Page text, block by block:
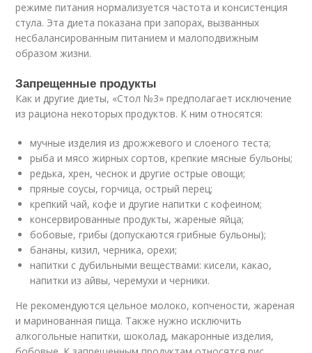
режиме питания нормализуется частота и консистенция
стула. Эта диета показана при запорах, вызванных
несбалансированным питанием и малоподвижным
образом жизни.
Запрещенные продукты
Как и другие диеты, «Стол №3» предполагает исключение
из рациона некоторых продуктов. К ним относятся:
мучные изделия из дрожжевого и слоеного теста;
рыба и мясо жирных сортов, крепкие мясные бульоны;
редька, хрен, чеснок и другие острые овощи;
пряные соусы, горчица, острый перец;
крепкий чай, кофе и другие напитки с кофеином;
консервированные продукты, жареные яйца;
бобовые, грибы (допускаются грибные бульоны);
бананы, кизил, черника, орехи;
напитки с дубильными веществами: кисели, какао,
напитки из айвы, черемухи и черники.
Не рекомендуются цельное молоко, копчености, жареная
и маринованная пища. Также нужно исключить
алкогольные напитки, шоколад, макаронные изделия,